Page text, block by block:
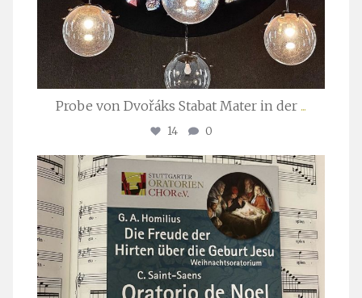
Probe von Dvořáks Stabat Mater in der ...
14 0
stuttgarter_oratorienchor
Nov. 29